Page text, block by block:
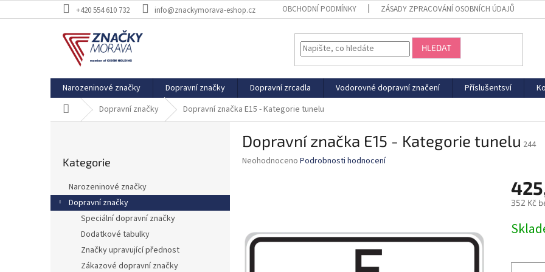
na
+420 554 610 732 info@znackymorava-eshop.cz OBCHODNÍ PODMÍNKY ZÁSADY ZPRACOVÁNÍ OSOBNÍCH ÚDAJŮ
HLEDAT
Narozeninové značky Dopravní značky Dopravní zrcadla Vodorovné dopravní značení Příslušentsví
Domů Dopravní značky Dopravní značka E15 - Kategorie tunelu
a
n
kategorie
Kategorie
Narozeninové značky
Dopravní značky
Speciální dopravní značky
Dodatkové tabulky
Značky upravující přednost
Zákazové dopravní značky
Dopravní značka E15 - Kategorie tunelu 244
Průměrné
hvězdiček.
Neohodnoceno Podrobnosti hodnocení
352 Kč
cena: